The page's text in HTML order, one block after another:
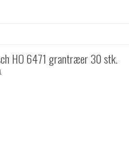
HO 6471 grantræer 30 stk.